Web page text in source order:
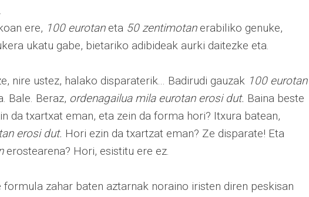
ere, 100 eurotaneta 50 zentimotanerabiliko genuke,
ukatu gabe, bietariko adibideak aurki daitezke eta.
nire ustez, halako disparaterik... Badirudi gauzak 100 eurotan
Bale. Beraz, ordenagailua mila eurotan erosi dut. Baina beste
da txartxat eman, eta zein da forma hori? Itxura batean,
erosi dut. Hori ezin da txartzat eman? Ze disparate! Eta
erostearena? Hori, esistitu ere ez.
zahar baten aztarnak noraino iristen diren peskisan